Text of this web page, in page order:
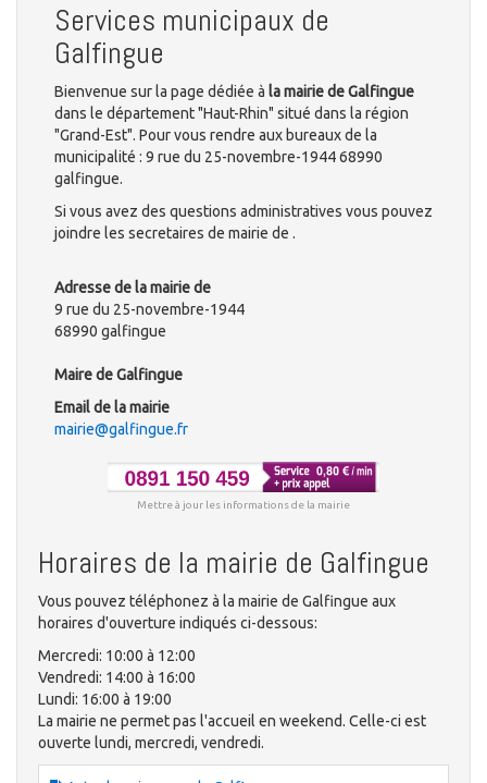
Services municipaux de
Galfingue
Bienvenue sur la page dédiée à la mairie de Galfingue
dans le département "Haut-Rhin" situé dans la région
"Grand-Est". Pour vous rendre aux bureaux de la
municipalité : 9 rue du 25-novembre-1944 68990
galfingue.
Si vous avez des questions administratives vous pouvez
joindre les secretaires de mairie de .
Adresse de la mairie de
9 rue du 25-novembre-1944
68990 galfingue
Maire de Galfingue
Email de la mairie
mairie@galfingue.fr
Mettre à jour les informations de la mairie
Horaires de la mairie de Galfingue
Vous pouvez téléphonez à la mairie de Galfingue aux
horaires d'ouverture indiqués ci-dessous:
Mercredi: 10:00 à 12:00
Vendredi: 14:00 à 16:00
Lundi: 16:00 à 19:00
La mairie ne permet pas l'accueil en weekend. Celle-ci est
ouverte lundi, mercredi, vendredi.